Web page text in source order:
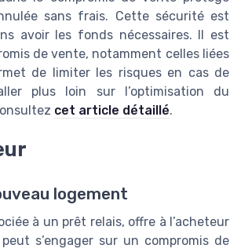
sans frais. Cette sécurité est
avoir les fonds nécessaires. Il est
de vente, notamment celles liées
de limiter les risques en cas de
plus loin sur l’optimisation du
cet article détaillé.
logement
à un prêt relais, offre à l’acheteur
s’engager sur un compromis de